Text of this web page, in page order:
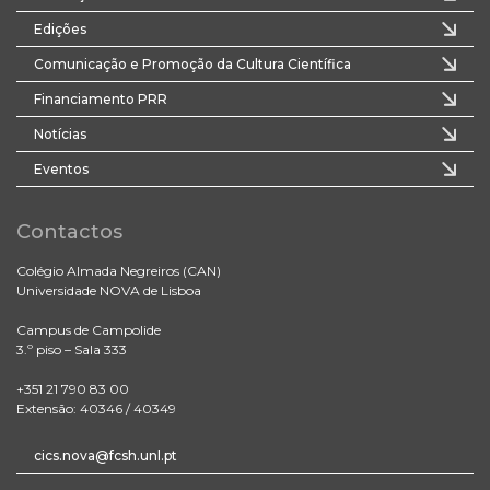
Edições
Comunicação e Promoção da Cultura Científica
Financiamento PRR
Notícias
Eventos
Contactos
Colégio Almada Negreiros (CAN)
Universidade NOVA de Lisboa
Campus de Campolide
3.º piso – Sala 333
+351 21 790 83 00
Extensão: 40346 / 40349
cics.nova@fcsh.unl.pt